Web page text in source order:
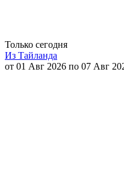
Только сегодня
Из Тайланда
от 01 Авг 2026 по 07 Авг